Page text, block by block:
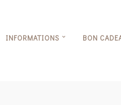
INFORMATIONS BON